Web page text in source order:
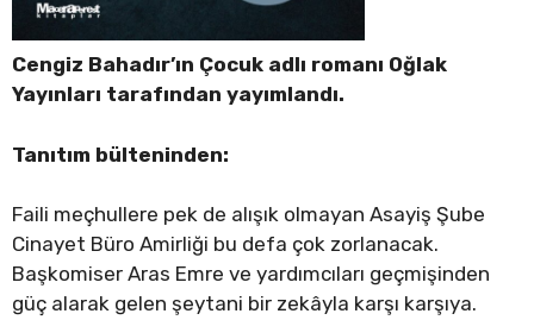
Cengiz Bahadır’ın Çocuk adlı romanı Oğlak
Yayınları tarafından yayımlandı.
Tanıtım bülteninden:
Faili meçhullere pek de alışık olmayan Asayiş Şube
Cinayet Büro Amirliği bu defa çok zorlanacak.
Başkomiser Aras Emre ve yardımcıları geçmişinden
güç alarak gelen şeytani bir zekâyla karşı karşıya.